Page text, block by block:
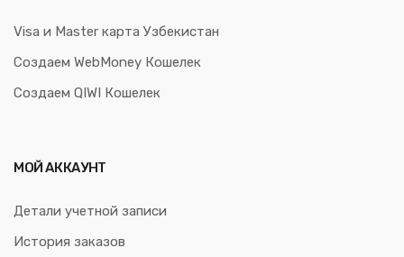
Visa и Master карта Узбекистан
Создаем WebMoney Кошелек
Создаем QIWI Кошелек
МОЙ АККАУНТ
Детали учетной записи
История заказов